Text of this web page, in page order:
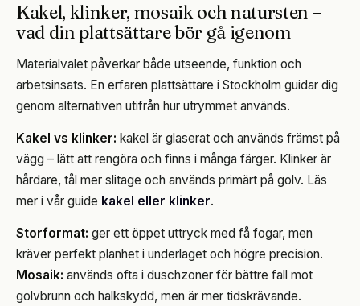
Kakel, klinker, mosaik och natursten –
vad din plattsättare bör gå igenom
Materialvalet påverkar både utseende, funktion och
arbetsinsats. En erfaren plattsättare i Stockholm guidar dig
genom alternativen utifrån hur utrymmet används.
Kakel vs klinker: kakel är glaserat och används främst på
vägg – lätt att rengöra och finns i många färger. Klinker är
hårdare, tål mer slitage och används primärt på golv. Läs
mer i vår guide kakel eller klinker.
Storformat: ger ett öppet uttryck med få fogar, men
kräver perfekt planhet i underlaget och högre precision.
Mosaik: används ofta i duschzoner för bättre fall mot
golvbrunn och halkskydd, men är mer tidskrävande.